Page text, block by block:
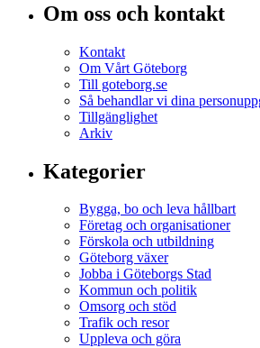
Om oss och kontakt
Kontakt
Om Vårt Göteborg
Till goteborg.se
Så behandlar vi dina
Tillgänglighet
Arkiv
Kategorier
Bygga, bo och leva hållbart
Företag och organisationer
Förskola och utbildning
Göteborg växer
Jobba i Göteborgs Stad
Kommun och politik
Omsorg och stöd
Trafik och resor
Uppleva och göra